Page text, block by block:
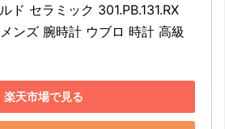
ド セラミック 301.PB.131.RX
ンズ 腕時計 ウブロ 時計 高級
楽天市場で見る